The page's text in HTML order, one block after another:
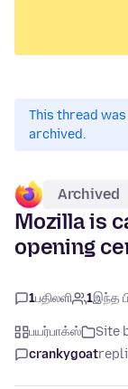
This thread was
archived.
Archived
Mozilla is
opening
1பதிலளி 1இந்த
பயர்பாக்ஸ் Site
crankygoat